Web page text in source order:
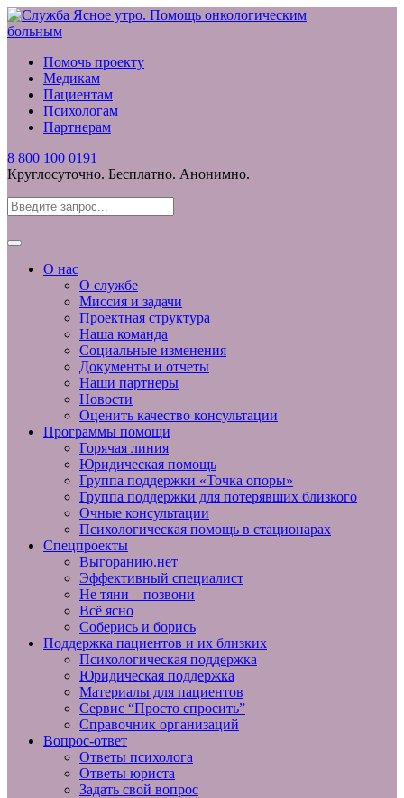
Помочь проекту
Медикам
Пациентам
Психологам
Партнерам
8 800 100 0191
Круглосуточно. Бесплатно. Анонимно.
О нас
О службе
Миссия и задачи
Проектная структура
Наша команда
Социальные изменения
Документы и отчеты
Наши партнеры
Новости
Оценить качество консультации
Программы помощи
Горячая линия
Юридическая помощь
Группа поддержки «Точка опоры»
Группа поддержки для потерявших близкого
Очные консультации
Психологическая помощь в стационарах
Спецпроекты
Выгоранию.нет
Эффективный специалист
Не тяни – позвони
Всё ясно
Соберись и борись
Поддержка пациентов и их близких
Психологическая поддержка
Юридическая поддержка
Материалы для пациентов
Сервис “Просто спросить”
Справочник организаций
Вопрос-ответ
Ответы психолога
Ответы юриста
Задать свой вопрос